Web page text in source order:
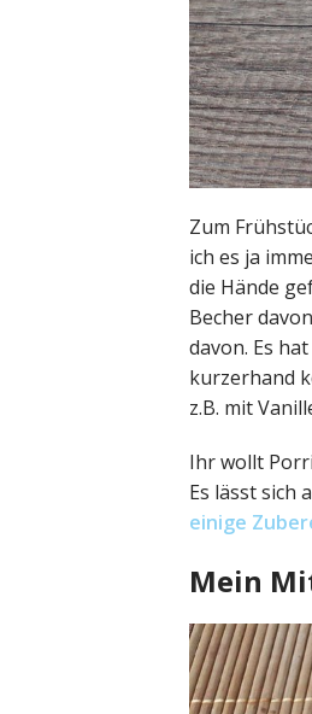
Zum
ich es ja
die Hände
Becher
davon. Es
kurzerhand
z.B. mit
Ihr wollt
Es lässt sich
einige
Mein